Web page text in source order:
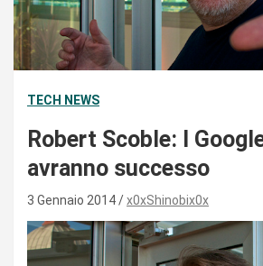
TECH NEWS
Robert Scoble: I
avranno successo
3 Gennaio 2014 x0xShinobix0x